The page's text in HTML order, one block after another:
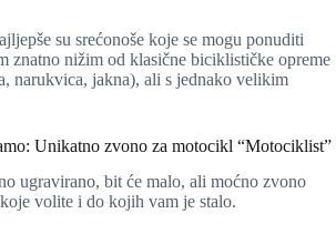
su srećonoše koje se mogu ponuditi
znatno nižim od klasične biciklističke opreme
narukvica, jakna), ali s jednako velikim
Unikatno zvono za motocikl “Motociklist”
ugravirano, bit će malo, ali moćno zvono
volite i do kojih vam je stalo.